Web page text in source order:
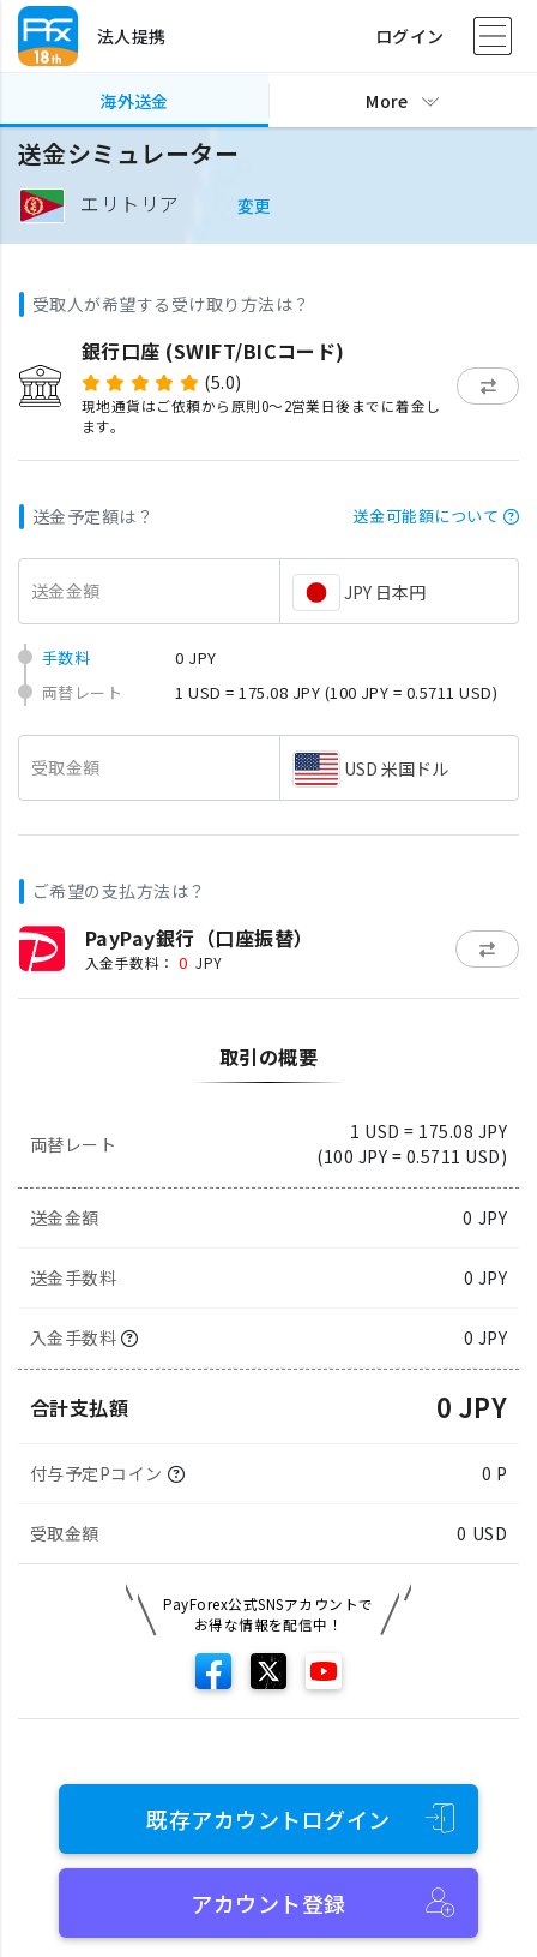
法人提携 ログイン
海外送金 More
送金シミュレーター
エリトリア 変更
受取人が希望する受け取り方法は？
銀行口座 (SWIFT/BICコード)
(5.0)
現地通貨はご依頼から原則0〜2営業日後までに着金し
ます。
送金予定額は？ 送金可能額について
送金金額 JPY 日本円
手数料
0 JPY
両替レート
1 USD = 175.08 JPY (100 JPY = 0.5711 USD)
受取金額 USD 米国ドル
ご希望の支払方法は？
PayPay銀行（口座振替）
入金手数料： 0 JPY
取引の概要
両替レート
1 USD = 175.08 JPY
(100 JPY = 0.5711 USD)
送金金額 0 JPY
送金手数料 0 JPY
入金手数料 0 JPY
合計支払額 0 JPY
付与予定Pコイン 0 P
受取金額 0 USD
PayForex公式SNSアカウントで
お得な情報を配信中！
既存アカウントログイン
アカウント登録